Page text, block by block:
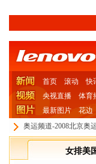
首页 滚动 快
央视直播
体育
最新图片
花边
奥运频道-2008北京奥
女排美